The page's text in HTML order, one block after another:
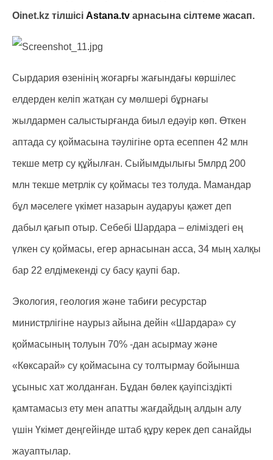
Oinet.kz тілшісі Astana.tv арнасына сілтеме жасап.
Сырдария өзенінің жоғарғы жағындағы көршілес
елдерден келіп жатқан су мөлшері бұрнағы
жылдармен салыстырғанда биыл едәуір көп. Өткен
аптада су қоймасына тәулігіне орта есеппен 42 млн
текше метр су құйылған. Сыйымдылығы 5млрд 200
млн текше метрлік су қоймасы тез толуда. Мамандар
бұл мәселеге үкімет назарын аударуы қажет деп
дабыл қағып отыр. Себебі Шардара – еліміздегі ең
үлкен су қоймасы, егер арнасынан асса, 34 мың халқы
бар 22 елдімекенді су басу қаупі бар.
Экология, геология және табиғи ресурстар
министрлігіне наурыз айына дейін «Шардара» су
қоймасының толуын 70% -дан асырмау және
«Көксарай» су қоймасына су толтырмау бойынша
ұсыныс хат жолданған. Бұдан бөлек қауіпсіздікті
қамтамасыз ету мен апатты жағдайдың алдын алу
үшін Үкімет деңгейінде штаб құру керек деп санайды
жауаптылар.